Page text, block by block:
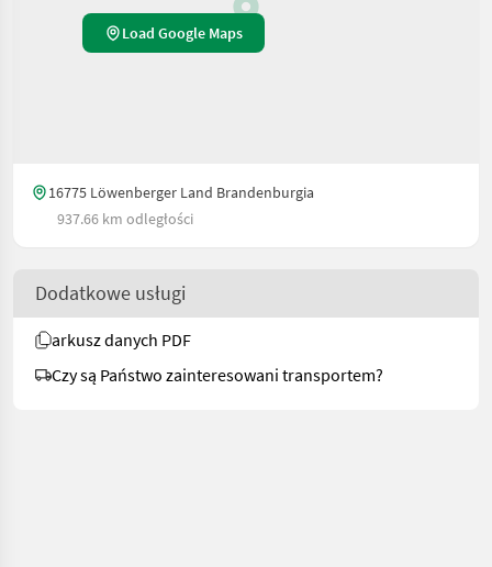
Load Google Maps
16775 Löwenberger Land Brandenburgia
937.66 km odległości
Dodatkowe usługi
arkusz danych PDF
Czy są Państwo zainteresowani transportem?